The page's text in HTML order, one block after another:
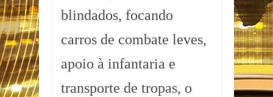
blindados, focando
carros de combate leves,
apoio à infantaria e
transporte de tropas, o